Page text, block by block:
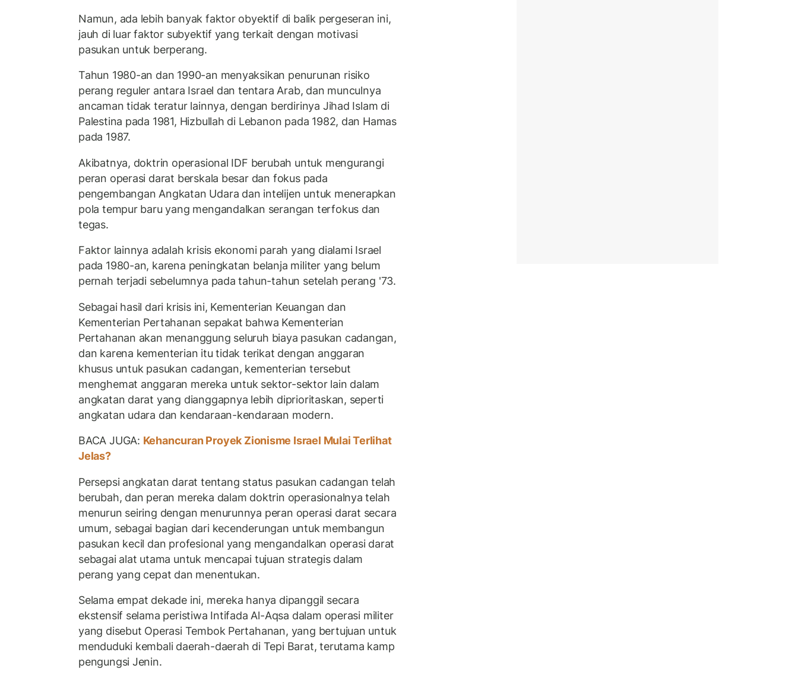
Namun, ada lebih banyak faktor obyektif di balik pergeseran ini,
jauh di luar faktor subyektif yang terkait dengan motivasi
pasukan untuk berperang.
Tahun 1980-an dan 1990-an menyaksikan penurunan risiko
perang reguler antara Israel dan tentara Arab, dan munculnya
ancaman tidak teratur lainnya, dengan berdirinya Jihad Islam di
Palestina pada 1981, Hizbullah di Lebanon pada 1982, dan Hamas
pada 1987.
Akibatnya, doktrin operasional IDF berubah untuk mengurangi
peran operasi darat berskala besar dan fokus pada
pengembangan Angkatan Udara dan intelijen untuk menerapkan
pola tempur baru yang mengandalkan serangan terfokus dan
tegas.
Faktor lainnya adalah krisis ekonomi parah yang dialami Israel
pada 1980-an, karena peningkatan belanja militer yang belum
pernah terjadi sebelumnya pada tahun-tahun setelah perang '73.
Sebagai hasil dari krisis ini, Kementerian Keuangan dan
Kementerian Pertahanan sepakat bahwa Kementerian
Pertahanan akan menanggung seluruh biaya pasukan cadangan,
dan karena kementerian itu tidak terikat dengan anggaran
khusus untuk pasukan cadangan, kementerian tersebut
menghemat anggaran mereka untuk sektor-sektor lain dalam
angkatan darat yang dianggapnya lebih diprioritaskan, seperti
angkatan udara dan kendaraan-kendaraan modern.
BACA JUGA: Kehancuran Proyek Zionisme Israel Mulai Terlihat
Jelas?
Persepsi angkatan darat tentang status pasukan cadangan telah
berubah, dan peran mereka dalam doktrin operasionalnya telah
menurun seiring dengan menurunnya peran operasi darat secara
umum, sebagai bagian dari kecenderungan untuk membangun
pasukan kecil dan profesional yang mengandalkan operasi darat
sebagai alat utama untuk mencapai tujuan strategis dalam
perang yang cepat dan menentukan.
Selama empat dekade ini, mereka hanya dipanggil secara
ekstensif selama peristiwa Intifada Al-Aqsa dalam operasi militer
yang disebut Operasi Tembok Pertahanan, yang bertujuan untuk
menduduki kembali daerah-daerah di Tepi Barat, terutama kamp
pengungsi Jenin.